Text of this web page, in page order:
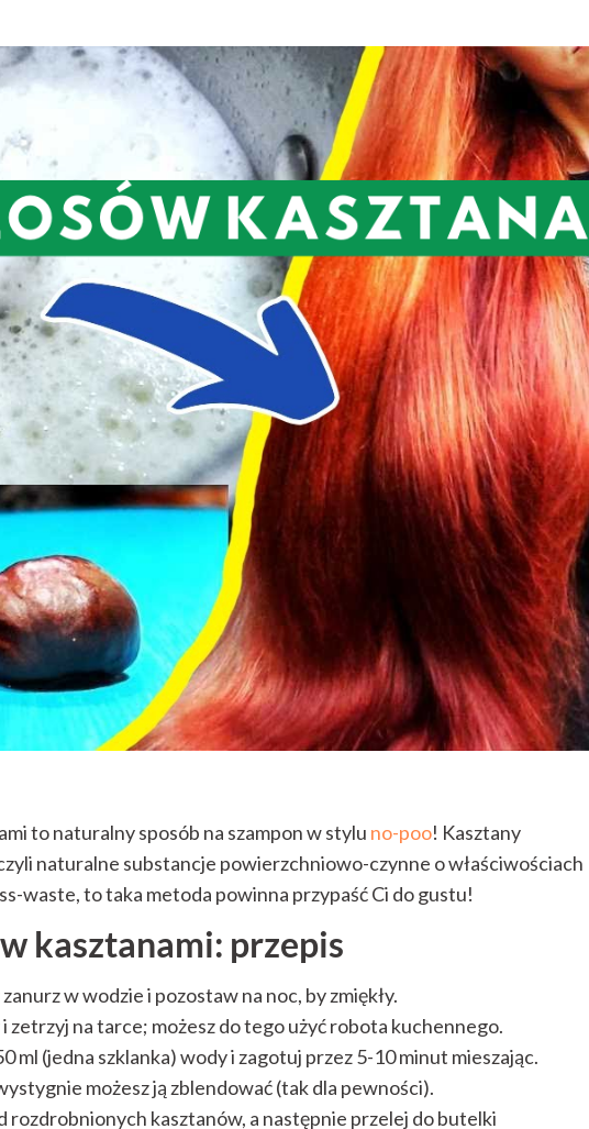
to naturalny sposób na szampon w stylu no-poo! Kasztany
naturalne substancje powierzchniowo-czynne o właściwościach
waste, to taka metoda powinna przypaść Ci do gustu!
kasztanami: przepis
w wodzie i pozostaw na noc, by zmiękły.
zetrzyj na tarce; możesz do tego użyć robota kuchennego.
ml (jedna szklanka) wody i zagotuj przez 5-10 minut mieszając.
możesz ją zblendować (tak dla pewności).
rozdrobnionych kasztanów, a następnie przelej do butelki